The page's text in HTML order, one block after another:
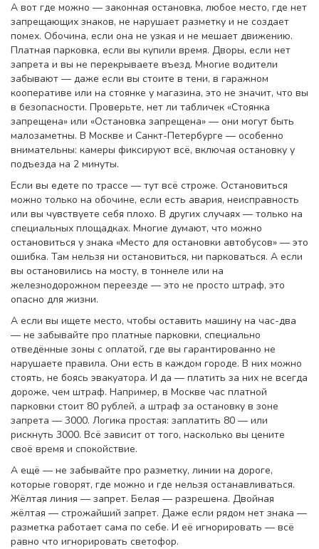
А вот где можно — законная остановка, любое место, где нет
запрещающих знаков, не нарушает разметку и не создает
помех. Обочина, если она не узкая и не мешает движению.
Платная парковка, если вы купили время. Дворы, если нет
запрета и вы не перекрываете въезд. Многие водители
забывают — даже если вы стоите в тени, в гаражном
кооперативе или на стоянке у магазина, это не значит, что вы
в безопасности. Проверьте, нет ли табличек «Стоянка
запрещена» или «Остановка запрещена» — они могут быть
малозаметны. В Москве и Санкт-Петербурге — особенно
внимательны: камеры фиксируют всё, включая остановку у
подъезда на 2 минуты.
Если вы едете по трассе — тут всё строже. Остановиться
можно только на обочине, если есть авария, неисправность
или вы чувствуете себя плохо. В других случаях — только на
специальных площадках. Многие думают, что можно
остановиться у знака «Место для остановки автобусов» — это
ошибка. Там нельзя ни остановиться, ни парковаться. А если
вы остановились на мосту, в тоннеле или на
железнодорожном переезде — это не просто штраф, это
опасно для жизни.
А если вы ищете место, чтобы оставить машину на час-два
— не забывайте про платные парковки, специально
отведённые зоны с оплатой, где вы гарантированно не
нарушаете правила. Они есть в каждом городе. В них можно
стоять, не боясь эвакуатора. И да — платить за них не всегда
дороже, чем штраф. Например, в Москве час платной
парковки стоит 80 рублей, а штраф за остановку в зоне
запрета — 3000. Логика простая: заплатить 80 — или
рискнуть 3000. Всё зависит от того, насколько вы цените
своё время и спокойствие.
А ещё — не забывайте про разметку, линии на дороге,
которые говорят, где можно и где нельзя останавливаться.
Жёлтая линия — запрет. Белая — разрешена. Двойная
жёлтая — строжайший запрет. Даже если рядом нет знака —
разметка работает сама по себе. И её игнорировать — всё
равно что игнорировать светофор.